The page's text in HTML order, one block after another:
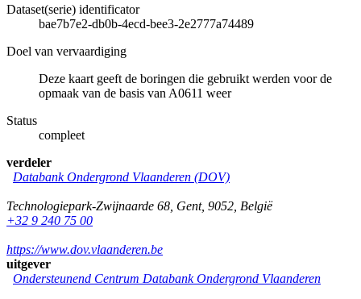
Dataset(serie) identificator
bae7b7e2-db0b-4ecd-bee3-2e2777a74489
Doel van vervaardiging
Deze kaart geeft de boringen die gebruikt werden voor de
opmaak van de basis van A0611 weer
Status
compleet
verdeler
Databank Ondergrond Vlaanderen (DOV)
Technologiepark-Zwijnaarde 68 Gent, 9052 België
+32 9 240 75 00
https://www.dov.vlaanderen.be
uitgever
Ondersteunend Centrum Databank Ondergrond Vlaanderen